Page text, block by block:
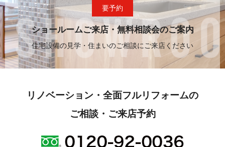
要予約
ショールームご来店・無料相談会のご案内
住宅設備の見学・住まいのご相談にご来店ください
リノベーション・全面フルリフォームの
ご相談・ご来店予約